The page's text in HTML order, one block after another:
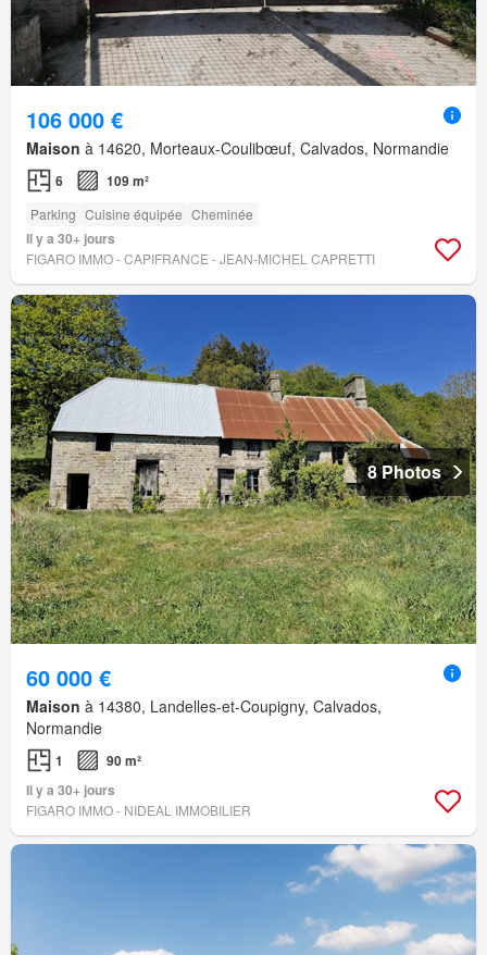
106 000 €
Maison à 14620, Morteaux-Coulibœuf, Calvados, Normandie
6 109 m²
Parking Cuisine équipée Cheminée
Il y a 30+ jours
FIGARO IMMO - CAPIFRANCE - JEAN-MICHEL CAPRETTI
8 Photos
60 000 €
Maison à 14380, Landelles-et-Coupigny, Calvados,
Normandie
1
90 m²
Il y a 30+ jours
FIGARO IMMO - NIDEAL IMMOBILIER